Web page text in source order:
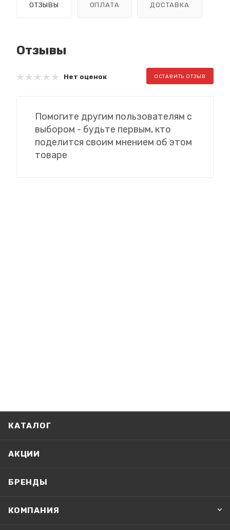
ОТЗЫВЫ ОПЛАТА ДОСТАВКА
Отзывы
Нет оценок ОСТАВИТЬ ОТЗЫВ
Помогите другим пользователям с
выбором - будьте первым, кто
поделится своим мнением об этом
товаре
КАТАЛОГ
АКЦИИ
БРЕНДЫ
КОМПАНИЯ